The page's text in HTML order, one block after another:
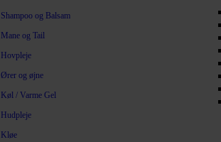
Shampoo og Balsam
Mane og Tail
Hovpleje
Ører og øjne
Køl / Varme Gel
Hudpleje
Kløe